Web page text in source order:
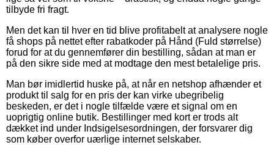
tilbyde fri fragt.
Men det kan til hver en tid blive profitabelt at analysere nogle
få shops på nettet efter rabatkoder på Hånd (Fuld størrelse)
forud for at du gennemfører din bestilling, sådan at man er
på den sikre side med at modtage den mest betalelige pris.
Man bør imidlertid huske på, at når en netshop afhænder et
produkt til salg for en pris der kan virke ubegribelig
beskeden, er det i nogle tilfælde være et signal om en
uoprigtig online butik. Bestillinger med kort er trods alt
dækket ind under Indsigelsesordningen, der forsvarer dig
som køber overfor uærlige internet selskaber.